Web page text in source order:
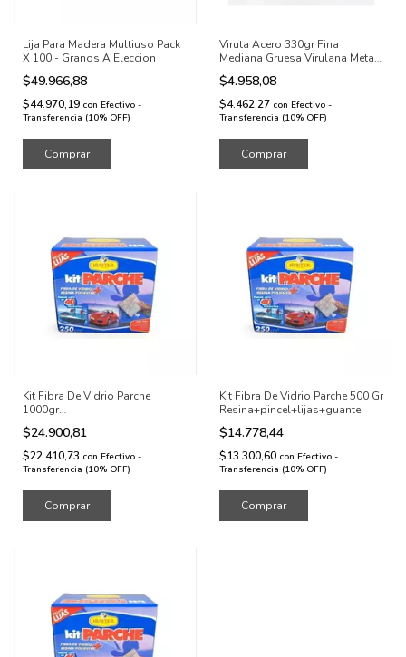
Lija Para Madera Multiuso Pack
X 100 - Granos A Eleccion
$49.966,88
$44.970,19 con Efectivo -
Transferencia (10% OFF)
Comprar
Viruta Acero 330gr Fina
Mediana Gruesa Virulana Metal
Hierro
$4.958,08
$4.462,27 con Efectivo -
Transferencia (10% OFF)
Comprar
Kit Fibra De Vidrio Parche
1000gr
Resina+pincel+lijas+guante
$24.900,81
$22.410,73 con Efectivo -
Transferencia (10% OFF)
Kit Fibra De Vidrio Parche 500 Gr
Resina+pincel+lijas+guante
$14.778,44
$13.300,60 con Efectivo -
Transferencia (10% OFF)